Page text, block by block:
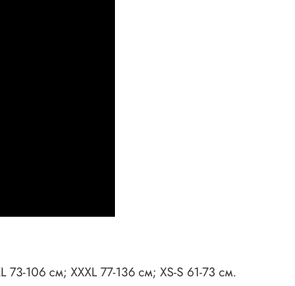
106 см; XXXL 77-136 см; XS-S 61-73 см.